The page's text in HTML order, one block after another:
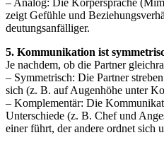
zeigt Gefühle und
deutungsanfälliger.
5. Kommunikation ist
Je nachdem, ob die Partner
– Symmetrisch: Die Partner
sich (z. B. auf Augenhöhe unter
– Komplementär: Die
Unterschiede (z. B. Chef und
einer führt, der andere ordnet sich